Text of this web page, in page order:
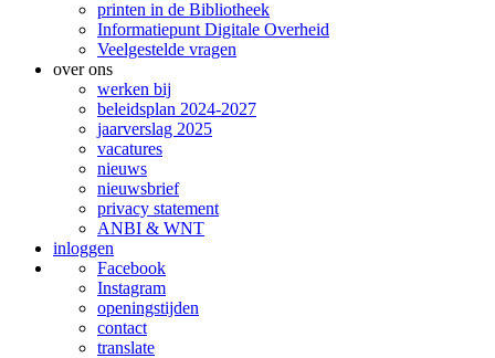
printen in de Bibliotheek
Informatiepunt Digitale Overheid
Veelgestelde vragen
over ons
werken bij
beleidsplan 2024-2027
jaarverslag 2025
vacatures
nieuws
nieuwsbrief
privacy statement
ANBI & WNT
inloggen
Facebook
Instagram
openingstijden
contact
translate